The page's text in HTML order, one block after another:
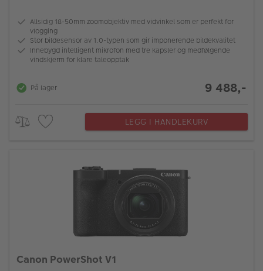
Allsidig 18-50mm zoomobjektiv med vidvinkel som er perfekt for
vlogging
Stor bildesensor av 1.0-typen som gir imponerende bildekvalitet
Innebygd intelligent mikrofon med tre kapsler og medfølgende
vindskjerm for klare taleopptak
På lager 9 488,-
LEGG I HANDLEKURV
Canon PowerShot V1